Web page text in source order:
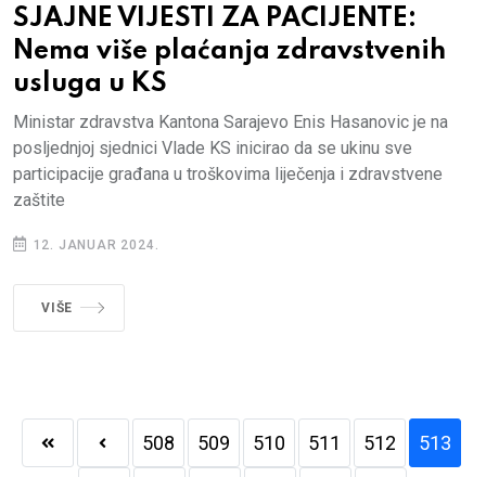
SJAJNE VIJESTI ZA PACIJENTE:
Nema više plaćanja zdravstvenih
usluga u KS
Ministar zdravstva Kantona Sarajevo Enis Hasanovic je na
posljednjoj sjednici Vlade KS inicirao da se ukinu sve
participacije građana u troškovima liječenja i zdravstvene
zaštite
12. JANUAR 2024.
VIŠE
508 509 510 511 512 513